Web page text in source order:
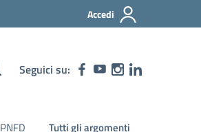
Accedi
Seguici su:
PNFD Tutti gli argomenti